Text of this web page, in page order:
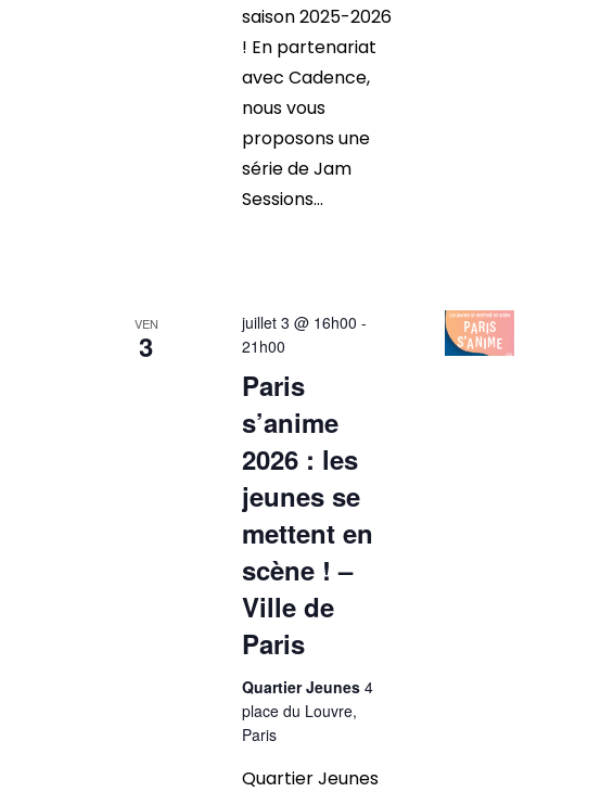
saison 2025-2026
! En partenariat
avec Cadence,
nous vous
proposons une
série de Jam
Sessions...
VEN
3
Paris
s’anime
2026 : les
jeunes se
mettent en
scène ! –
Ville de
Paris
juillet 3 @ 16h00 -
21h00
Quartier Jeunes4
place du Louvre,
Paris
Quartier Jeunes